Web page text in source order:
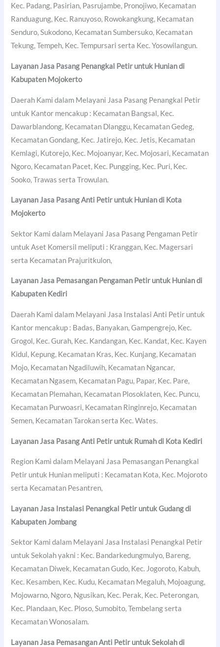
Kec. Padang, Pasirian, Pasrujambe, Pronojiwo, Kecamatan
Randuagung, Kec. Ranuyoso, Rowokangkung, Kecamatan
Senduro, Sukodono, Kecamatan Sumbersuko, Kecamatan
Tekung, Tempeh, Kec. Tempursari serta Kec. Yosowilangun.
Layanan Jasa Pasang Penangkal Petir untuk Hunian di
Kabupaten Mojokerto
Daerah Kami dalam Melayani Jasa Pasang Penangkal Petir
untuk Kantor mencakup : Kecamatan Bangsal, Kec.
Dawarblandong, Kecamatan Dlanggu, Kecamatan Gedeg,
Kecamatan Gondang, Kec. Jatirejo, Kec. Jetis, Kecamatan
Kemlagi, Kutorejo, Kec. Mojoanyar, Kec. Mojosari, Kecamatan
Ngoro, Kecamatan Pacet, Kec. Pungging, Kec. Puri, Kec.
Sooko, Trawas serta Trowulan.
Layanan Jasa Pasang Anti Petir untuk Hunian di Kota
Mojokerto
Sektor Kami dalam Melayani Jasa Pasang Pengaman Petir
untuk Aset Komersil meliputi : Kranggan, Kec. Magersari
serta Kecamatan Prajuritkulon,
Layanan Jasa Pemasangan Pengaman Petir untuk Hunian di
Kabupaten Kediri
Daerah Kami dalam Melayani Jasa Instalasi Anti Petir untuk
Kantor mencakup : Badas, Banyakan, Gampengrejo, Kec.
Grogol, Kec. Gurah, Kec. Kandangan, Kec. Kandat, Kec. Kayen
Kidul, Kepung, Kecamatan Kras, Kec. Kunjang, Kecamatan
Mojo, Kecamatan Ngadiluwih, Kecamatan Ngancar,
Kecamatan Ngasem, Kecamatan Pagu, Papar, Kec. Pare,
Kecamatan Plemahan, Kecamatan Plosoklaten, Kec. Puncu,
Kecamatan Purwoasri, Kecamatan Ringinrejo, Kecamatan
Semen, Kecamatan Tarokan serta Kec. Wates.
Layanan Jasa Pasang Anti Petir untuk Rumah di Kota Kediri
Region Kami dalam Melayani Jasa Pemasangan Penangkal
Petir untuk Hunian meliputi : Kecamatan Kota, Kec. Mojoroto
serta Kecamatan Pesantren,
Layanan Jasa Instalasi Penangkal Petir untuk Gudang di
Kabupaten Jombang
Sektor Kami dalam Melayani Jasa Instalasi Penangkal Petir
untuk Sekolah yakni : Kec. Bandarkedungmulyo, Bareng,
Kecamatan Diwek, Kecamatan Gudo, Kec. Jogoroto, Kabuh,
Kec. Kesamben, Kec. Kudu, Kecamatan Megaluh, Mojoagung,
Mojowarno, Ngoro, Ngusikan, Kec. Perak, Kec. Peterongan,
Kec. Plandaan, Kec. Ploso, Sumobito, Tembelang serta
Kecamatan Wonosalam.
Layanan Jasa Pemasangan Anti Petir untuk Sekolah di